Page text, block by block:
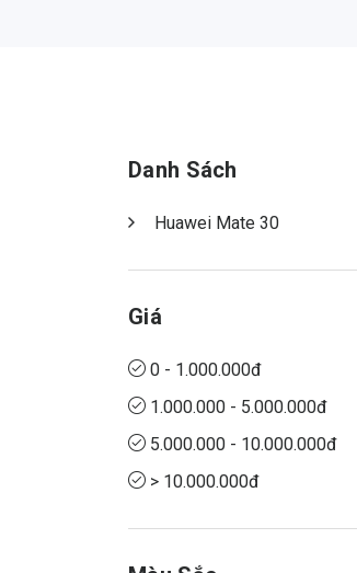
Danh Sách
Huawei Mate 30
Giá
0 - 1.000.000đ
1.000.000 - 5.000.000đ
5.000.000 - 10.000.000đ
> 10.000.000đ